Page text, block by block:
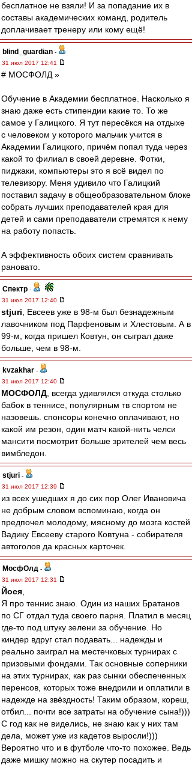
бесплатное не взяли! И за попадание их в
составы академических команд, родитель
доплачивает тренеру или кому ещё!
blind_guardian -
31 июл 2017 12:41
# МОСФОЛД »
Обучение в Академии бесплатное. Насколько я
знаю даже есть стипендии какие то. То же
самое у Галицкого. Я тут пересёкся на отдыхе
с человеком у которого мальчик учится в
Академии Галицкого, причём попал туда через
какой то филиал в своей деревне. Фотки,
пиджаки, компьютеры это я всё видел по
телевизору. Меня удивило что Галицкий
поставил задачу в общеобразовательном блоке
собрать лучших преподавателей края для
детей и сами преподаватели стремятся к нему
на работу попасть.
А эффективность обоих систем сравнивать
рановато.
Спектр -
31 июл 2017 12:40
stjuri , Евсеев уже в 98-м был безнадежным
лавочником под Парфеновым и Хлестовым. А в
99-м, когда пришел Ковтун, он сыграл даже
больше, чем в 98-м.
kvzakhar -
31 июл 2017 12:40
МОСФОЛД , всегда удивлялся откуда столько
бабок в теннисе, популярным тв спортом не
назовешь. спонсоры конечно оплачивают, но
какой им резон, один матч какой-нить челси
мансити посмотрит больше зрителей чем весь
вимбледон.
stjuri -
31 июл 2017 12:39
из всех ушедших я до сих пор Олег Ивановича
не добрым словом вспоминаю, когда он
предпочел молодому, мясному до мозга костей
Вадику Евсееву старого Ковтуна - собирателя
автоголов да красных карточек.
МосфОлд -
31 июл 2017 12:31
Йося
Я про теннис знаю. Один из наших Братанов
по СГ отдал туда своего парня. Платил в месяц
где-то под штуку зелени за обучение. Но
киндер вдруг стал подавать... надежды и
реально заиграл на местечковых турнирах с
призовыми фондами. Так основные соперники
на этих турнирах, как раз сынки обеспеченных
перенсов, которых тоже внедрили и оплатили в
надежде на звёздность! Таким образом, кореш,
отбил... почти все затраты на обучение сына!)))
С год как не виделись, не знаю как у них там
дела, может уже из кадетов выросли!)))
Вероятно что и в футболе что-то похожее. Ведь
даже мишку можно на скутер посадить и